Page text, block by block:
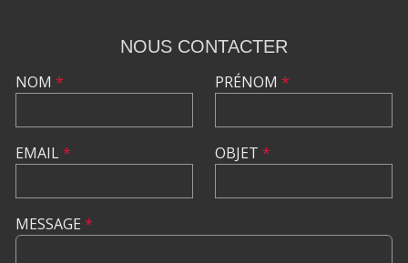
NOUS CONTACTER
NOM *
EMAIL*
PRÉNOM *
OBJET *
MESSAGE *